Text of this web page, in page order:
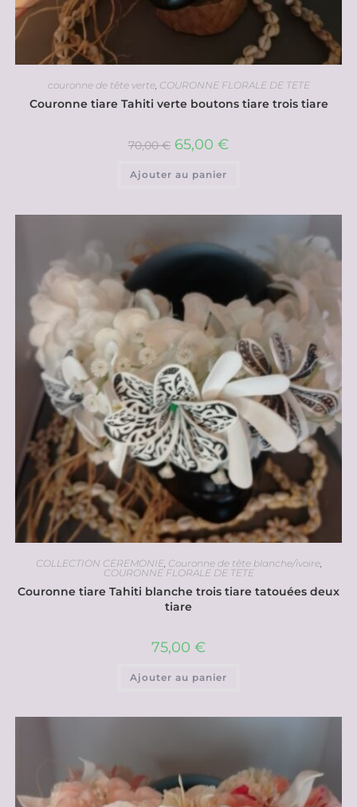
couronne de tête verte, COURONNE FLORALE DE TETE
Couronne tiare Tahiti verte boutons tiare trois tiare
70,00€ 65,00 €
Ajouter au panier
COLLECTION CEREMONIE, Couronne de tête blanche/ivoire,
COURONNE FLORALE DE TETE
Couronne tiare Tahiti blanche trois tiare tatouées deux
tiare
75,00 €
Ajouter au panier